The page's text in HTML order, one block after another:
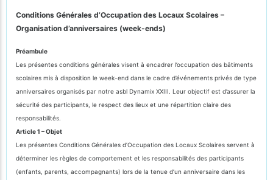
Conditions Générales d’Occupation des Locaux Scolaires –
Organisation d’anniversaires (week-ends)
Préambule
Les présentes conditions générales visent à encadrer l’occupation des bâtiments
scolaires mis à disposition le week-end dans le cadre d’événements privés de type
anniversaires organisés par notre asbl Dynamix XXIII. Leur objectif est d’assurer la
sécurité des participants, le respect des lieux et une répartition claire des
responsabilités.
Article 1 – Objet
Les présentes Conditions Générales d’Occupation des Locaux Scolaires servent à
déterminer les règles de comportement et les responsabilités des participants
(enfants, parents, accompagnants) lors de la tenue d’un anniversaire dans les